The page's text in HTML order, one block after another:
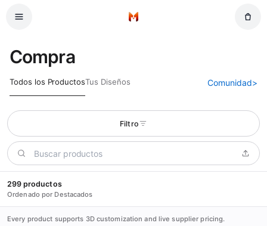
Inicio
Compra
Todos los ProductosTus Diseños Comunidad>
Filtro
299 productos
Ordenado por Destacados
Every product supports 3D customization and live supplier pricing.